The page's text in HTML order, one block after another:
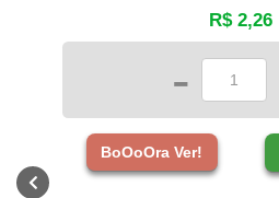
R$ 2,26
-
BoOoOra Ver!